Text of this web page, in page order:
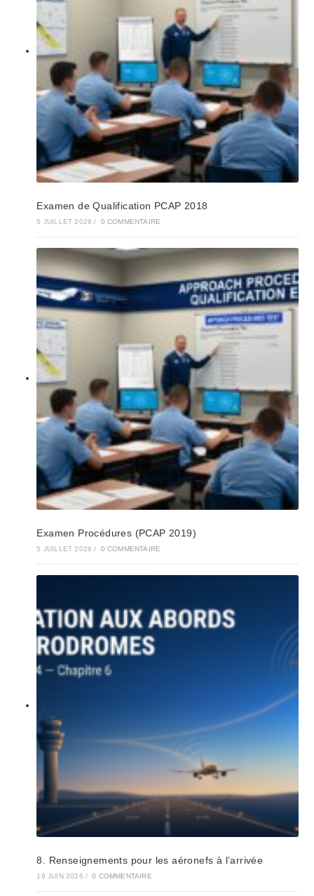
Examen de Qualification PCAP 2018
5 JUILLET 2026 / 0 COMMENTAIRE
Examen Procédures (PCAP 2019)
5 JUILLET 2026 / 0 COMMENTAIRE
8. Renseignements pour les aéronefs à l’arrivée
19 JUIN 2026 / 0 COMMENTAIRE